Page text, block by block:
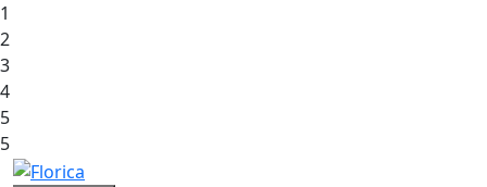
1
2
3
4
5
5